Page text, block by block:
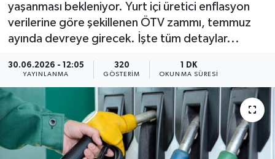
yaşanması bekleniyor. Yurt içi üretici enflasyon
verilerine göre şekillenen ÖTV zammı, temmuz
ayında devreye girecek. İşte tüm detaylar...
30.06.2026 - 12:05
YAYINLANMA
320
GÖSTERIM
1 DK
OKUNMA SÜRESI
Haber Arşivi